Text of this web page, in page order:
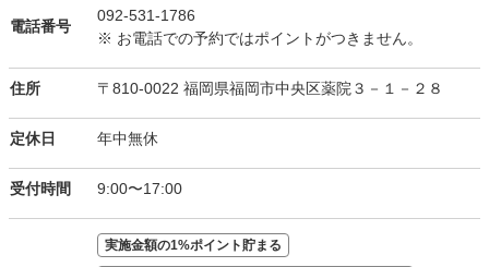
電話番号
092-531-1786
※ お電話での予約ではポイントがつきません。
住所 〒810-0022 福岡県福岡市中央区薬院３－１－２８
定休日 年中無休
受付時間 9:00〜17:00
実施金額の1%ポイント貯まる